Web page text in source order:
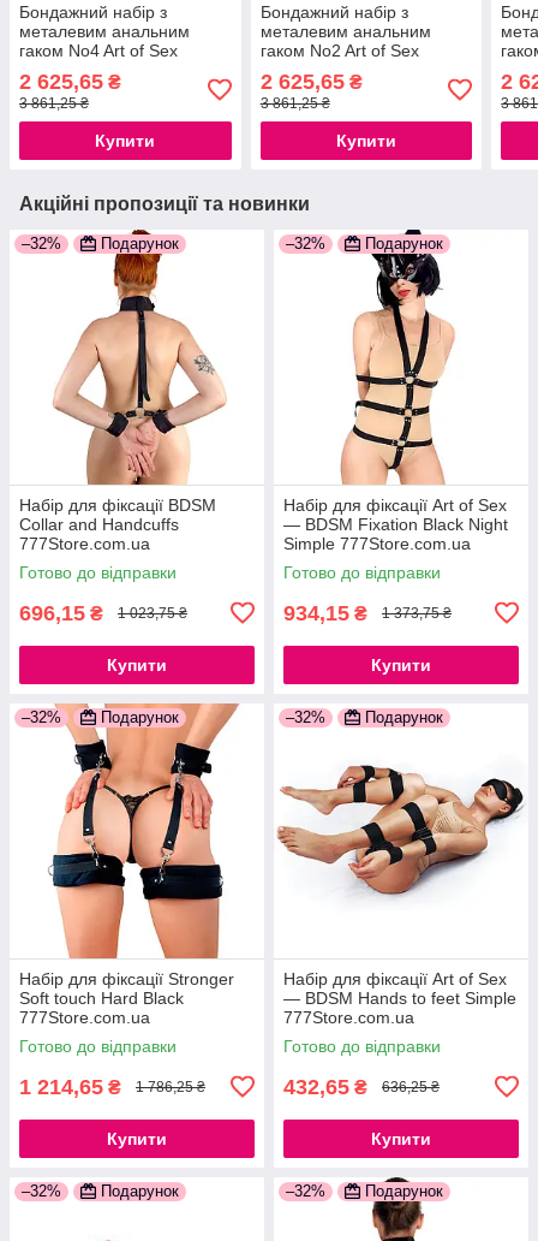
Бондажний набір з
металевим анальним
гаком No4 Art of Sex
anal hook No4
777Store.com.ua
2 625,65 ₴
3 861,25 ₴
Купити
Бондажний набір з
металевим анальним
гаком No2 Art of Sex
anal hook No2
777Store.com.ua
2 625,65₴
3 861,25 ₴
Купити
anal
2
3
Акційні пропозиції та новинки
–32% Подарунок
Набір для фіксації BDSM
Collar and Handcuffs
777Store.com.ua
Готово до відправки
696,15 ₴ 1 023,75 ₴
Купити
–32% Подарунок
Набір для фіксації Art of Sex
— BDSM Fixation Black Night
Simple 777Store.com.ua
Готово до відправки
934,15 ₴ 1 373,75 ₴
Купити
–32% Подарунок
Набір для фіксації Stronger
Soft touch Hard Black
777Store.com.ua
Готово до відправки
1 214,65 ₴ 1 786,25 ₴
Купити
–32% Подарунок
Набір для фіксації Art of Sex
— BDSM Hands to feet Simple
777Store.com.ua
Готово до відправки
432,65 ₴ 636,25 ₴
Купити
–32% Подарунок –32% Подарунок